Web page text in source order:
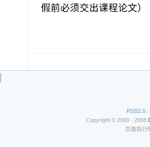
假前必须交出课程论文）
RSS2.0 |
Copyright © 2000 - 2008
页面执行